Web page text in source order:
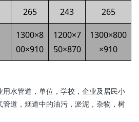
265 243 265
1300×8
00×910
1200×7
50×870
1300×800
×910
水管道，单位，学校，企业及居民小
道，烟道中的油污，淤泥，杂物，树